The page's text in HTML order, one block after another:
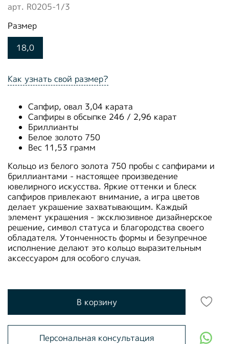
арт. R0205-1/3
Как узнать свой размер?
Размер
18,0
Сапфир, овал 3,04 карата
Сапфиры в обсыпке 246 / 2,96 карат
Бриллианты
Белое золото 750
Вес 11,53 грамм
Кольцо из белого золота 750 пробы с сапфирами и
бриллиантами - настоящее произведение
ювелирного искусства. Яркие оттенки и блеск
сапфиров привлекают внимание, а игра цветов
делает украшение захватывающим. Каждый
элемент украшения - эксклюзивное дизайнерское
решение, символ статуса и благородства своего
обладателя. Утонченность формы и безупречное
исполнение делают это кольцо выразительным
аксессуаром для особого случая.
В корзину
Персональная консультация